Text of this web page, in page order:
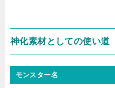
神化素材としての使い道
モンスター名